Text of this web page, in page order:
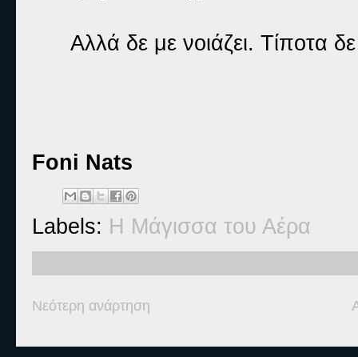
Αλλά δε με νοιάζει. Τίποτα
Foni Nats
Labels: Η Μάγισσα του Αέρα
Νεότερη ανάρτηση